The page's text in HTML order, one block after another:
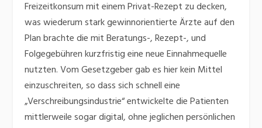
Freizeitkonsum mit einem Privat-Rezept zu decken,
was wiederum stark gewinnorientierte Ärzte auf den
Plan brachte die mit Beratungs-, Rezept-, und
Folgegebühren kurzfristig eine neue Einnahmequelle
nutzten. Vom Gesetzgeber gab es hier kein Mittel
einzuschreiten, so dass sich schnell eine
„Verschreibungsindustrie“ entwickelte die Patienten
mittlerweile sogar digital, ohne jeglichen persönlichen